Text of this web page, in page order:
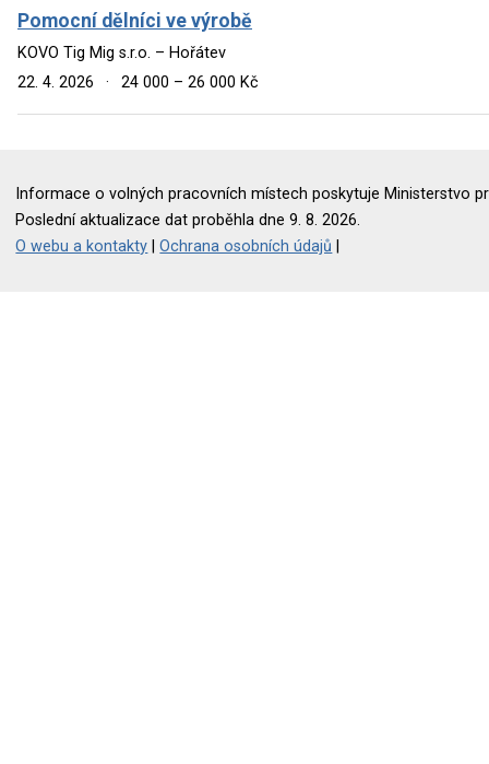
Pomocní dělníci ve výrobě
KOVO Tig Mig s.r.o. – Hořátev
22. 4. 2026
· 24 000 – 26 000 Kč
Informace o volných pracovních místech poskytuje Ministerstvo
Poslední aktualizace dat proběhla dne 9. 8. 2026.
O webu a kontakty |Ochrana osobních údajů